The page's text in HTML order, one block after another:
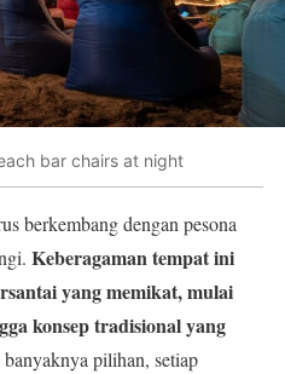
bar chairs at night
berkembang dengan pesona
Keberagaman tempat ini
yang memikat, mulai
konsep tradisional yang
pilihan, setiap